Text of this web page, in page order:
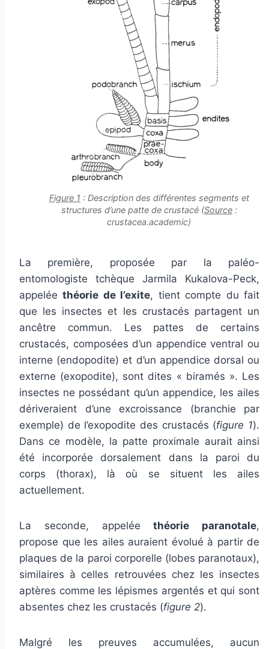
Figure 1 : Description des différentes segments et
structures d’une patte de crustacé (Source:
crustacea.academic)
La première, proposée par la paléo-
entomologiste tchèque Jarmila Kukalova-Peck,
appeléethéorie de l’exite, tient compte du fait
que les insectes et les crustacés partagent un
ancêtre commun. Les pattes de certains
crustacés, composées d’un appendice ventral ou
interne (endopodite) et d’un appendice dorsal ou
externe (exopodite), sont dites « biramés ». Les
insectes ne possédant qu’un appendice, les ailes
dériveraient d’une excroissance (branchie par
exemple) de l’exopodite des crustacés (figure 1).
Dans ce modèle, la patte proximale aurait ainsi
été incorporée dorsalement dans la paroi du
corps (thorax), là où se situent les ailes
actuellement.
La seconde, appeléethéorie paranotale,
propose que les ailes auraient évolué à partir de
plaques de la paroi corporelle (lobes paranotaux),
similaires à celles retrouvées chez les insectes
aptères comme les lépismes argentés et qui sont
absentes chez les crustacés (figure 2).
Malgré les preuves accumulées, aucun